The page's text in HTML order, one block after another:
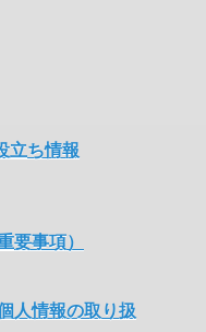
立ち情報
要事項）
人情報の取り扱